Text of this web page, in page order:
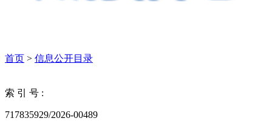
首页 > 信息公开目录
索 引 号 :
717835929/2026-00489